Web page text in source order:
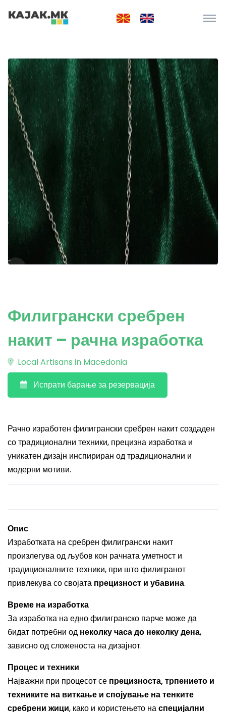
Филигрански сребрен
накит – рачна изработка
Local Artisans in Macedonia
Испрати барање за резервација
Рачно изработен филигрански сребрен накит создаден
со традиционални техники, прецизна изработка и
уникатен дизајн инспириран од традиционални и
модерни мотиви.
Опис
Изработката на сребрен филигрански накит
произлегува од љубов кон рачната уметност и
традиционалните техники, при што филигранот
привлекува со својата прецизност и убавина.
Време на изработка
За изработка на едно филигранско парче може да
бидат потребни од неколку часа до неколку дена,
зависно од сложеноста на дизајнот.
Процес и техники
Најважни при процесот се прецизноста, трпението и
техниките на виткање и спојување на тенките
сребрени жици, како и користењето наспецијални